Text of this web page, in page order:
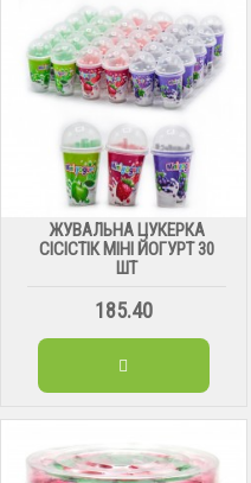
ЖУВАЛЬНА ЦУКЕРКА
СІСІСТІК МІНІ ЙОГУРТ 30
ШТ
185.40